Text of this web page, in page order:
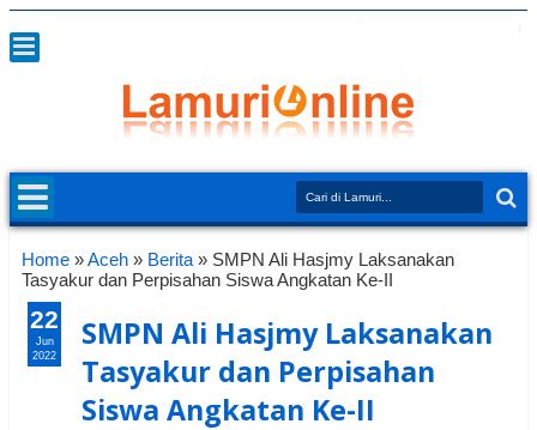
Home »Aceh » Berita » SMPN Ali Hasjmy Laksanakan
Tasyakur dan Perpisahan Siswa Angkatan Ke-II
SMPN Ali Hasjmy Laksanakan
Tasyakur dan Perpisahan
Siswa Angkatan Ke-II
22
Jun
2022